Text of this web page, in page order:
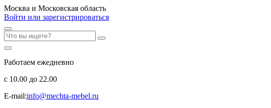
Москва и Московская область
Войти или зарегистрироваться
Работаем ежедневно
с 10.00 до 22.00
E-mail:info@mechta-mebel.ru